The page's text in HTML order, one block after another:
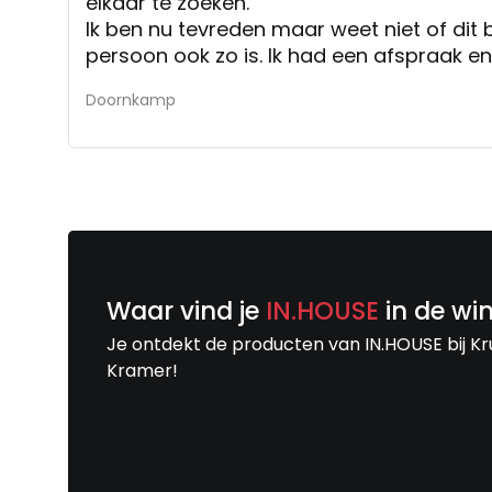
Ik ben nu tevreden maar weet niet of dit
persoon ook zo is. Ik had een afspraak en daarna
binnenkomt er weinig verkopers zijn die je
Doornkamp
Waar vind je IN.HOUSE in de
Je ontdekt de producten van IN.HOUSE bij
Kramer!